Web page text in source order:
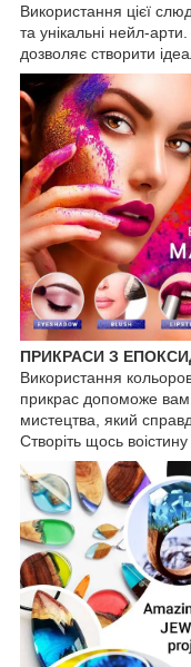
Використання цієї
та унікальні нейл-
дозволяє створити
ПРИКРАСИ З
Використання
прикрас допоможе вам
мистецтва, який
Створіть щось воістину